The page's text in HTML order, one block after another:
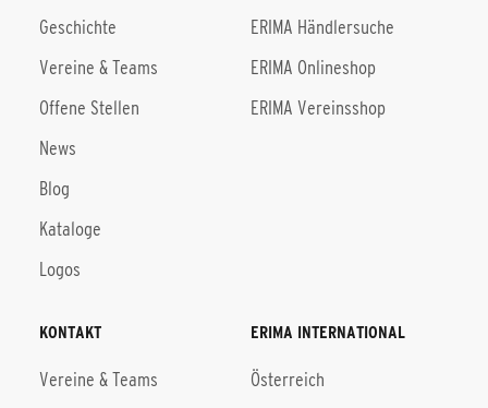
Geschichte
Vereine & Teams
Offene Stellen
News
Blog
Kataloge
Logos
ERIMA Händlersuche
ERIMA Onlineshop
ERIMA Vereinsshop
KONTAKT
Vereine & Teams
ERIMA INTERNATIONAL
Österreich